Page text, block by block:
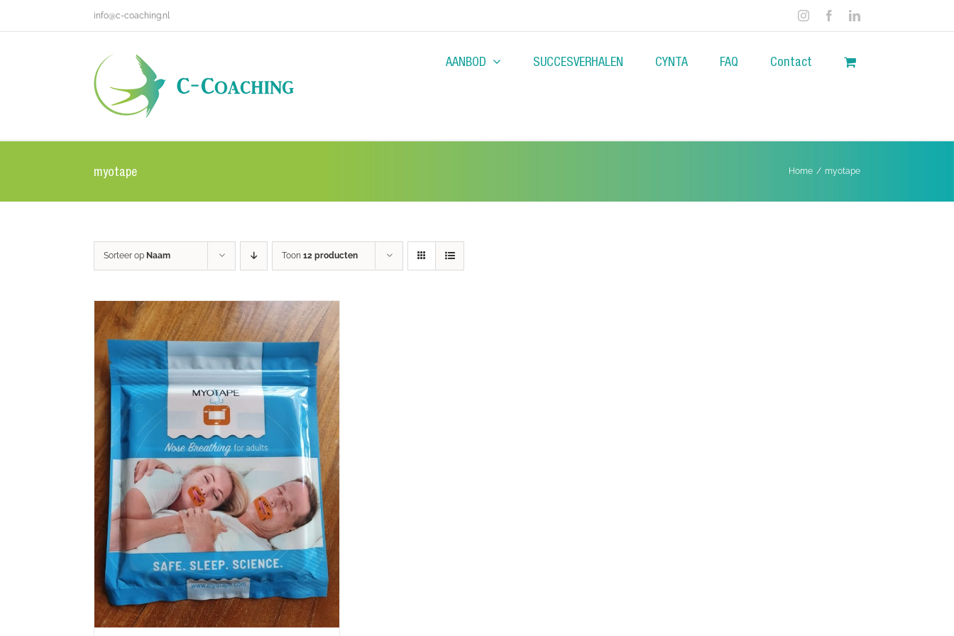
info@c-coaching.nl InstagramFacebookLinkedIn
AANBOD SUCCESVERHALEN CYNTA FAQ Contact
myotape Home / myotape
Sorteer op Naam Toon 12 producten